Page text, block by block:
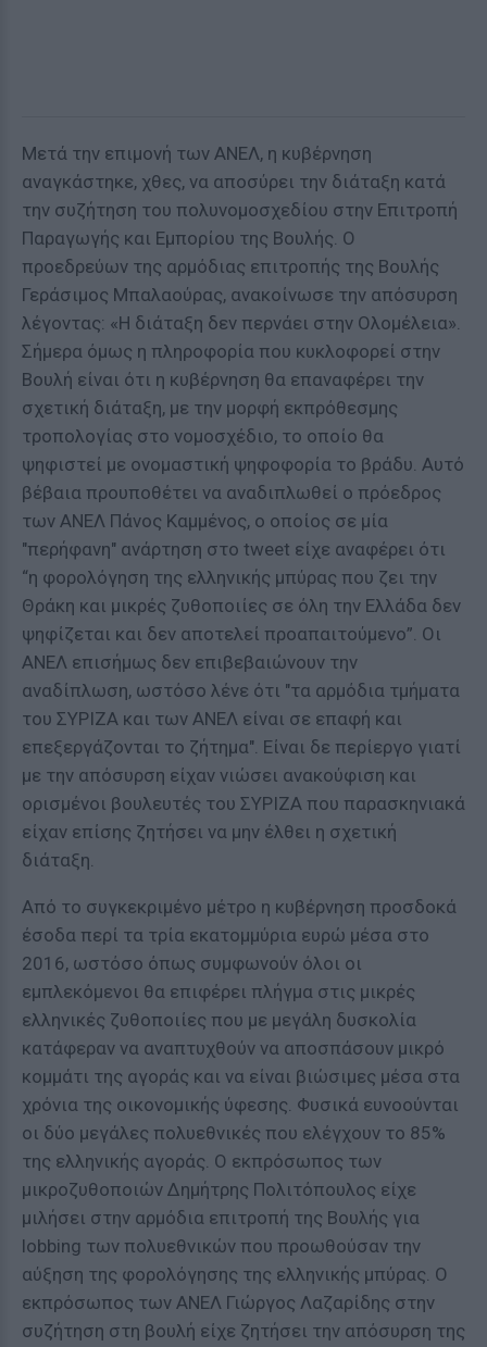
Μετά την επιμονή των ΑΝΕΛ, η κυβέρνηση
αναγκάστηκε, χθες, να αποσύρει την διάταξη κατά
την συζήτηση του πολυνομοσχεδίου στην Επιτροπή
Παραγωγής και Εμπορίου της Βουλής. Ο
προεδρεύων της αρμόδιας επιτροπής της Βουλής
Γεράσιμος Μπαλαούρας, ανακοίνωσε την απόσυρση
λέγοντας: «Η διάταξη δεν περνάει στην Ολομέλεια».
Σήμερα όμως η πληροφορία που κυκλοφορεί στην
Βουλή είναι ότι η κυβέρνηση θα επαναφέρει την
σχετική διάταξη, με την μορφή εκπρόθεσμης
τροπολογίας στο νομοσχέδιο, το οποίο θα
ψηφιστεί με ονομαστική ψηφοφορία το βράδυ. Αυτό
βέβαια προυποθέτει να αναδιπλωθεί ο πρόεδρος
των ΑΝΕΛ Πάνος Καμμένος, ο οποίος σε μία
"περήφανη" ανάρτηση στο tweet είχε αναφέρει ότι
“η φορολόγηση της ελληνικής μπύρας που ζει την
Θράκη και μικρές ζυθοποιίες σε όλη την Ελλάδα δεν
ψηφίζεται και δεν αποτελεί προαπαιτούμενο”. Οι
ΑΝΕΛ επισήμως δεν επιβεβαιώνουν την
αναδίπλωση, ωστόσο λένε ότι "τα αρμόδια τμήματα
του ΣΥΡΙΖΑ και των ΑΝΕΛ είναι σε επαφή και
επεξεργάζονται το ζήτημα". Είναι δε περίεργο γιατί
με την απόσυρση είχαν νιώσει ανακούφιση και
ορισμένοι βουλευτές του ΣΥΡΙΖΑ που παρασκηνιακά
είχαν επίσης ζητήσει να μην έλθει η σχετική
διάταξη.
Από το συγκεκριμένο μέτρο η κυβέρνηση προσδοκά
έσοδα περί τα τρία εκατομμύρια ευρώ μέσα στο
2016, ωστόσο όπως συμφωνούν όλοι οι
εμπλεκόμενοι θα επιφέρει πλήγμα στις μικρές
ελληνικές ζυθοποιίες που με μεγάλη δυσκολία
κατάφεραν να αναπτυχθούν να αποσπάσουν μικρό
κομμάτι της αγοράς και να είναι βιώσιμες μέσα στα
χρόνια της οικονομικής ύφεσης. Φυσικά ευνοούνται
οι δύο μεγάλες πολυεθνικές που ελέγχουν το 85%
της ελληνικής αγοράς. Ο εκπρόσωπος των
μικροζυθοποιών Δημήτρης Πολιτόπουλος είχε
μιλήσει στην αρμόδια επιτροπή της Βουλής για
lobbing των πολυεθνικών που προωθούσαν την
αύξηση της φορολόγησης της ελληνικής μπύρας. Ο
εκπρόσωπος των ΑΝΕΛ Γιώργος Λαζαρίδης στην
συζήτηση στη βουλή είχε ζητήσει την απόσυρση της